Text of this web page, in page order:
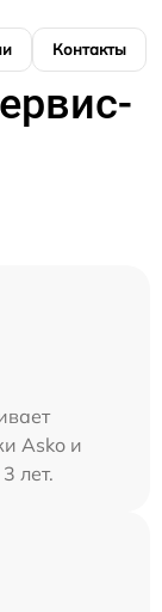
Контакты
Asko и
лет.